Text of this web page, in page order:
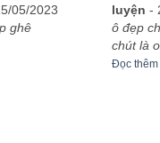
05/2023
ghê
Được
hạng 5
sao
luyện -
ô đẹp
chút là
Đọc thêm